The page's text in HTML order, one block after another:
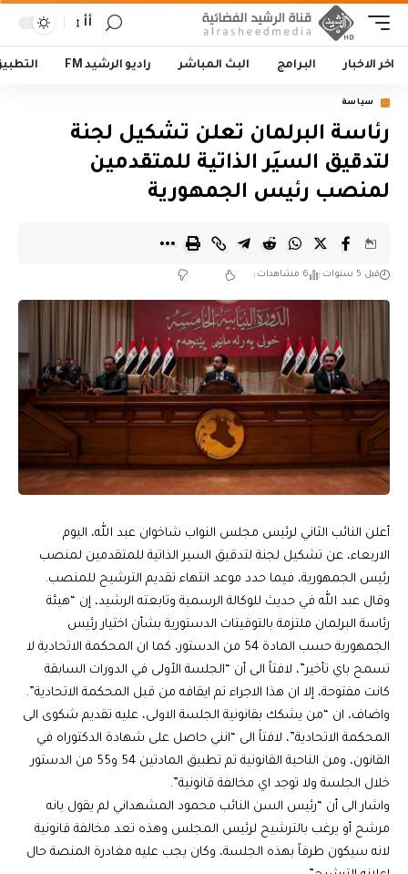
أأ
اخر الاخبار البرامج البث المباشر راديو الرشيد FM
سياسة
رئاسة البرلمان تعلن تشكيل لجنة
لتدقيق السيَر الذاتية للمتقدمين
لمنصب رئيس الجمهورية
قبل 5 سنوات 6 مشاهدات
أعلن النائب الثاني لرئيس مجلس النواب شاخوان عبد الله، اليوم
الاربعاء، عن تشكيل لجنة لتدقيق السير الذاتية للمتقدمين لمنصب
رئيس الجمهورية، فيما حدد موعد انتهاء تقديم الترشيح للمنصب.
وقال عبد الله في حديث للوكالة الرسمية وتابعته الرشيد، إن “هيئة
رئاسة البرلمان ملتزمة بالتوقيتات الدستورية بشأن اختيار رئيس
الجمهورية حسب المادة 54 من الدستور، كما ان المحكمة الاتحادية لا
تسمح باي تأخير”، لافتاً الى أن “الجلسة الأولى في الدورات السابقة
كانت مفتوحة، إلا ان هذا الاجراء تم ايقافه من قبل المحكمة الاتحادية”.
واضاف، ان “من يشكك بقانونية الجلسة الاولى، عليه تقديم شكوى الى
المحكمة الاتحادية”، لافتاً الى “انني حاصل على شهادة الدكتوراه في
القانون، ومن الناحية القانونية تم تطبيق المادتين 54 و55 من الدستور
خلال الجلسة ولا توجد اي مخالفة قانونية”.
واشار الى أن “رئيس السن النائب محمود المشهداني لم يقول بانه
مرشح أو يرغب بالترشيح لرئيس المجلس وهذه تعد مخالفة قانونية
لانه سيكون طرفاً بهذه الجلسة، وكان يجب عليه مغادرة المنصة حال